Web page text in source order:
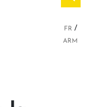
FR
ARM